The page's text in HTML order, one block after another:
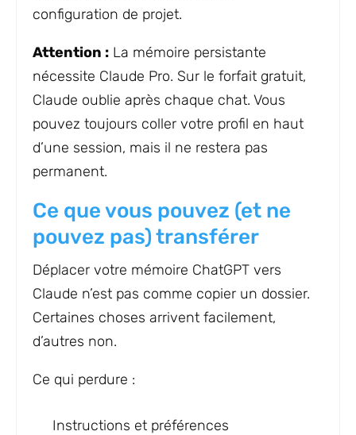
configuration de projet.
Attention : La mémoire persistante
nécessite Claude Pro. Sur le forfait gratuit,
Claude oublie après chaque chat. Vous
pouvez toujours coller votre profil en haut
d’une session, mais il ne restera pas
permanent.
Ce que vous pouvez (et ne
pouvez pas) transférer
Déplacer votre mémoire ChatGPT vers
Claude n’est pas comme copier un dossier.
Certaines choses arrivent facilement,
d’autres non.
Ce qui perdure :
Instructions et préférences